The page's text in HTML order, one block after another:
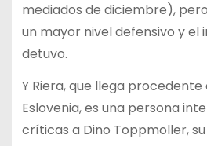
mediados de diciembre),
un mayor nivel defensivo y el
detuvo.
Y Riera, que llega procedente
Eslovenia, es una persona
críticas a Dino Toppmoller,